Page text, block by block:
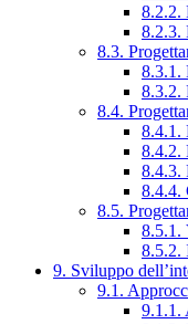
8.2.2.
8.2.3.
8.3.
8.3.1.
8.3.2.
8.4.
8.4.1.
8.4.2.
8.4.3.
8.4.4.
8.5.
8.5.1.
8.5.2.
9. Sviluppo
9.1.
9.1.1.